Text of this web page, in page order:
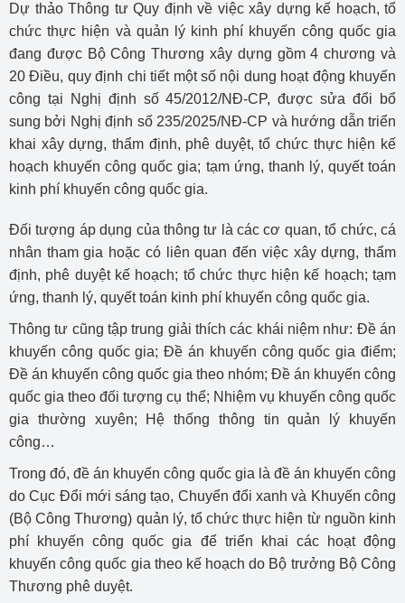
Dự thảo Thông tư Quy định về việc xây dựng kế hoạch, tổ
chức thực hiện và quản lý kinh phí khuyến công quốc gia
đang được Bộ Công Thương xây dựng gồm 4 chương và
20 Điều, quy định chi tiết một số nội dung hoạt động khuyến
công tại Nghị định số 45/2012/NĐ-CP, được sửa đổi bổ
sung bởi Nghị định số 235/2025/NĐ-CP và hướng dẫn triển
khai xây dựng, thẩm định, phê duyệt, tổ chức thực hiện kế
hoạch khuyến công quốc gia; tạm ứng, thanh lý, quyết toán
kinh phí khuyến công quốc gia.
Đối tượng áp dụng của thông tư là các cơ quan, tổ chức, cá
nhân tham gia hoặc có liên quan đến việc xây dựng, thẩm
định, phê duyệt kế hoạch; tổ chức thực hiện kế hoạch; tạm
ứng, thanh lý, quyết toán kinh phí khuyến công quốc gia.
Thông tư cũng tập trung giải thích các khái niệm như: Đề án
khuyến công quốc gia; Đề án khuyến công quốc gia điểm;
Đề án khuyến công quốc gia theo nhóm; Đề án khuyến công
quốc gia theo đối tượng cụ thể; Nhiệm vụ khuyến công quốc
gia thường xuyên; Hệ thống thông tin quản lý khuyến
công…
Trong đó, đề án khuyến công quốc gia là đề án khuyến công
do Cục Đổi mới sáng tạo, Chuyển đổi xanh và Khuyến công
(Bộ Công Thương) quản lý, tổ chức thực hiện từ nguồn kinh
phí khuyến công quốc gia để triển khai các hoạt động
khuyến công quốc gia theo kế hoạch do Bộ trưởng Bộ Công
Thương phê duyệt.